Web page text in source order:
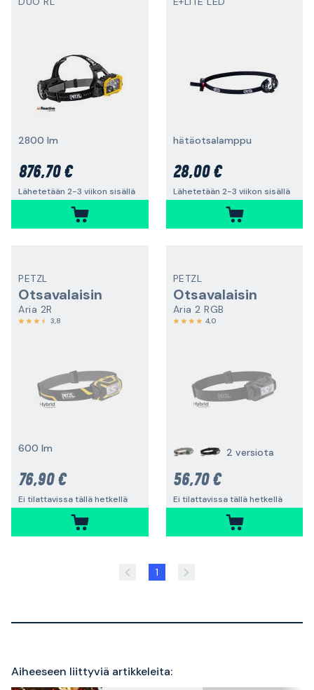
2800 lm
876,70 €
Lähetetään 2-3 viikon sisällä
hätäotsalamppu
28,00 €
Lähetetään 2-3 viikon sisällä
PETZL
Otsavalaisin
Aria 2R
3,8
600 lm
76,90 €
Ei tilattavissa tällä hetkellä
PETZL
Otsavalaisin
Aria 2 RGB
4,0
2 versiota
56,70 €
Ei tilattavissa tällä hetkellä
1
Aiheeseen liittyviä artikkeleita: